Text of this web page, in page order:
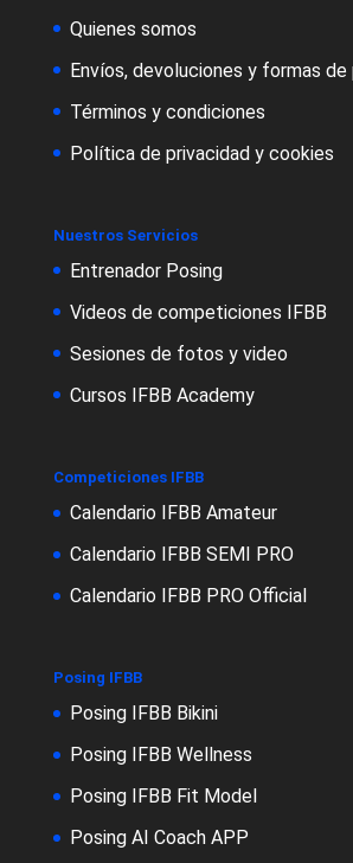
Quienes somos
Envíos, devoluciones y formas de
Términos y condiciones
Política de privacidad y cookies
Nuestros Servicios
Entrenador Posing
Videos de competiciones IFBB
Sesiones de fotos y video
Cursos IFBB Academy
Competiciones IFBB
Calendario IFBB Amateur
Calendario IFBB SEMI PRO
Calendario IFBB PRO Official
Posing IFBB
Posing IFBB Bikini
Posing IFBB Wellness
Posing IFBB Fit Model
Posing AI Coach APP